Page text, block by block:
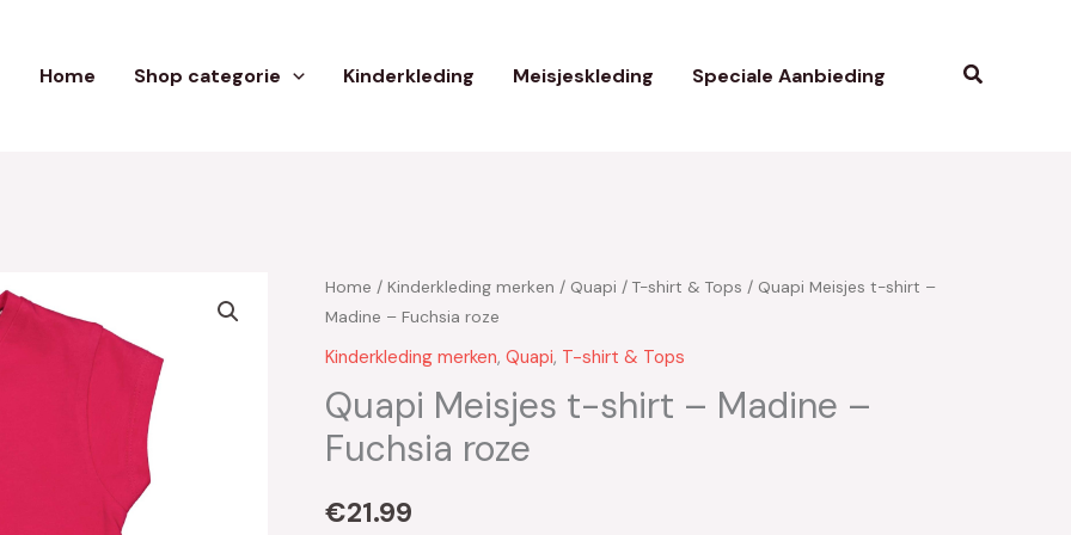
Home Shop categorie Kinderkleding Meisjeskleding Speciale Aanbieding Zoeken
Home / Kinderkleding merken / Quapi / T-shirt & Tops / Quapi Meisjes t-shirt –
Madine – Fuchsia roze
Kinderkleding merken, Quapi, T-shirt & Tops
Quapi Meisjes t-shirt – Madine –
Fuchsia roze
€21.99